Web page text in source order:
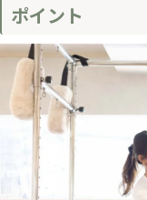
ポイント